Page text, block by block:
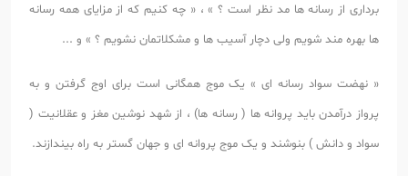
برداری از رسانه ها مد نظر است ؟ » ، « چه کنیم که از مزایای همه رسانه
ها بهره مند شویم ولی دچار آسیب ها و مشکلاتمان نشویم ؟ » و ...
« نهضت سواد رسانه ای » یک موج همگانی است برای اوج گرفتن و به
پرواز درآمدن باید پروانه ها ( رسانه ها) ، از شهد نوشین مغز و عقلانیت (
سواد و دانش ) بنوشند و یک موج پروانه ای و جهان گستر به راه بیندازند.